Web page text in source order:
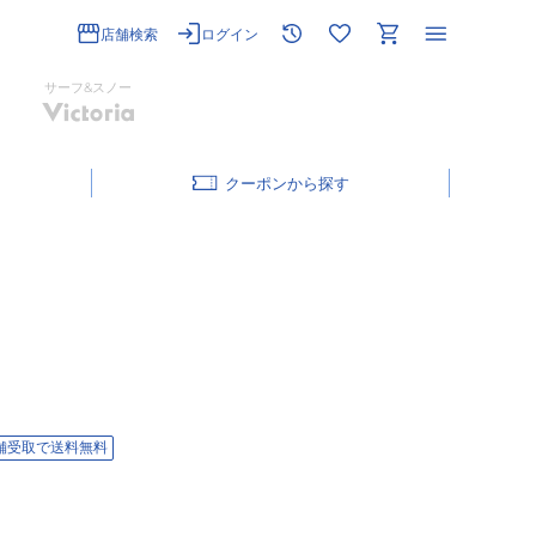
店舗検索 ログイン
サーフ&スノー
クーポン
受取で送料無料